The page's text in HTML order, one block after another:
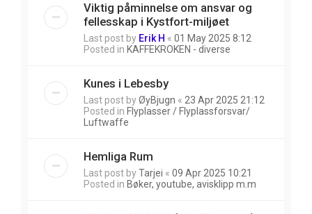
Viktig påminnelse om ansvar og
fellesskap i Kystfort-miljøet
Last post by Erik H « 01 May 2025 8:12
Posted in KAFFEKROKEN - diverse
Kunes i Lebesby
Last post byØyBjugn « 23 Apr 2025 21:12
Posted in Flyplasser / Flyplassforsvar/
Luftwaffe
Hemliga Rum
Last post byTarjei « 09 Apr 2025 10:21
Posted in Bøker, youtube, avisklipp m.m